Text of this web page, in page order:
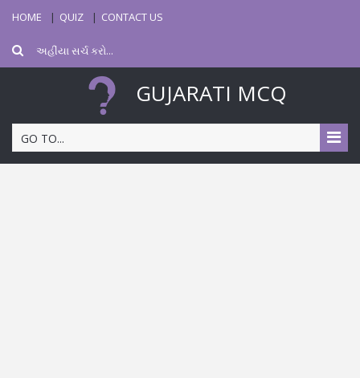
HOME QUIZ CONTACT US
GUJARATI MCQ
GO TO...